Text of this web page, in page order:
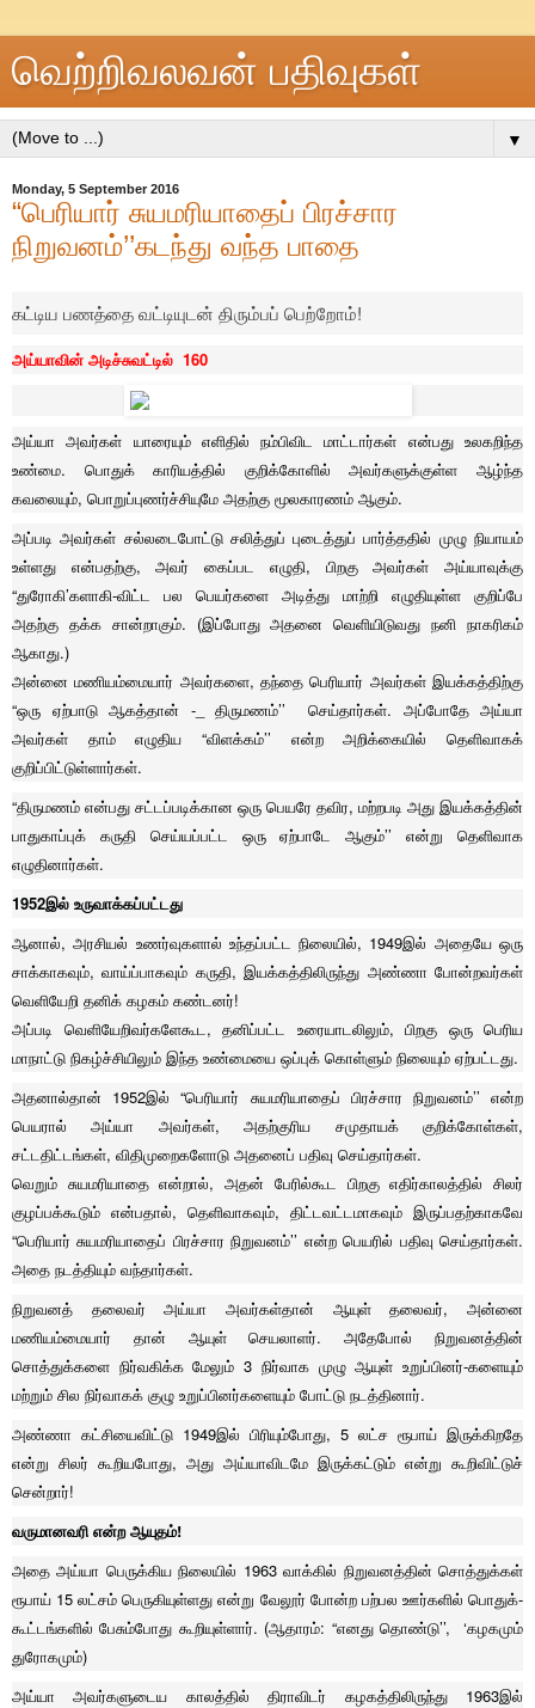
வெற்றிவலவன் பதிவுகள்
▼
Monday, 5 September 2016
“பெரியார் சுயமரியாதைப் பிரச்சார
நிறுவனம்’’கடந்து வந்த பாதை
கட்டிய பணத்தை வட்டியுடன் திரும்பப் பெற்றோம்!
அய்யாவின் அடிச்சுவட்டில் 160
அய்யா அவர்கள் யாரையும் எளிதில் நம்பிவிட மாட்டார்கள் என்பது உலகறிந்த
உண்மை. பொதுக் காரியத்தில் குறிக்கோளில் அவர்களுக்குள்ள ஆழ்ந்த
கவலையும், பொறுப்புணர்ச்சியுமே அதற்கு மூலகாரணம் ஆகும்.
அப்படி அவர்கள் சல்லடைபோட்டு சலித்துப் புடைத்துப் பார்த்ததில் முழு நியாயம்
உள்ளது என்பதற்கு, அவர் கைப்பட எழுதி, பிறகு அவர்கள் அய்யாவுக்கு
“துரோகி’களாகி-விட்ட பல பெயர்களை அடித்து மாற்றி எழுதியுள்ள குறிப்பே
அதற்கு தக்க சான்றாகும். (இப்போது அதனை வெளியிடுவது நனி நாகரிகம்
ஆகாது.)
அன்னை மணியம்மையார் அவர்களை, தந்தை பெரியார் அவர்கள் இயக்கத்திற்கு
“ஒரு ஏற்பாடு ஆகத்தான் -_ திருமணம்’’ செய்தார்கள். அப்போதே அய்யா
அவர்கள் தாம் எழுதிய “விளக்கம்’’ என்ற அறிக்கையில் தெளிவாகக்
குறிப்பிட்டுள்ளார்கள்.
“திருமணம் என்பது சட்டப்படிக்கான ஒரு பெயரே தவிர, மற்றபடி அது இயக்கத்தின்
பாதுகாப்புக் கருதி செய்யப்பட்ட ஒரு ஏற்பாடே ஆகும்’’ என்று தெளிவாக
எழுதினார்கள்.
1952இல் உருவாக்கப்பட்டது
ஆனால், அரசியல் உணர்வுகளால் உந்தப்பட்ட நிலையில், 1949இல் அதையே ஒரு
சாக்காகவும், வாய்ப்பாகவும் கருதி, இயக்கத்திலிருந்து அண்ணா போன்றவர்கள்
வெளியேறி தனிக் கழகம் கண்டனர்!
அப்படி வெளியேறிவர்களேகூட, தனிப்பட்ட உரையாடலிலும், பிறகு ஒரு பெரிய
மாநாட்டு நிகழ்ச்சியிலும் இந்த உண்மையை ஒப்புக் கொள்ளும் நிலையும் ஏற்பட்டது.
அதனால்தான் 1952இல் “பெரியார் சுயமரியாதைப் பிரச்சார நிறுவனம்’’ என்ற
பெயரால் அய்யா அவர்கள், அதற்குரிய சமுதாயக் குறிக்கோள்கள்,
சட்டதிட்டங்கள், விதிமுறைகளோடு அதனைப் பதிவு செய்தார்கள்.
வெறும் சுயமரியாதை என்றால், அதன் பேரில்கூட பிறகு எதிர்காலத்தில் சிலர்
குழப்பக்கூடும் என்பதால், தெளிவாகவும், திட்டவட்டமாகவும் இருப்பதற்காகவே
“பெரியார் சுயமரியாதைப் பிரச்சார நிறுவனம்’’ என்ற பெயரில் பதிவு செய்தார்கள்.
அதை நடத்தியும் வந்தார்கள்.
நிறுவனத் தலைவர் அய்யா அவர்கள்தான் ஆயுள் தலைவர், அன்னை
மணியம்மையார் தான் ஆயுள் செயலாளர். அதேபோல் நிறுவனத்தின்
சொத்துக்களை நிர்வகிக்க மேலும் 3 நிர்வாக முழு ஆயுள் உறுப்பினர்-களையும்
மற்றும் சில நிர்வாகக் குழு உறுப்பினர்களையும் போட்டு நடத்தினார்.
அண்ணா கட்சியைவிட்டு 1949இல் பிரியும்போது, 5 லட்ச ரூபாய் இருக்கிறதே
என்று சிலர் கூறியபோது, அது அய்யாவிடமே இருக்கட்டும் என்று கூறிவிட்டுச்
சென்றார்!
வருமானவரி என்ற ஆயுதம்!
அதை அய்யா பெருக்கிய நிலையில் 1963 வாக்கில் நிறுவனத்தின் சொத்துக்கள்
ரூபாய் 15 லட்சம் பெருகியுள்ளது என்று வேலூர் போன்ற பற்பல ஊர்களில் பொதுக்-
கூட்டங்களில் பேசும்போது கூறியுள்ளார். (ஆதாரம்: “எனது தொண்டு’’, ‘கழகமும்
துரோகமும்)
அய்யா அவர்களுடைய காலத்தில் திராவிடர் கழகத்திலிருந்து 1963இல்